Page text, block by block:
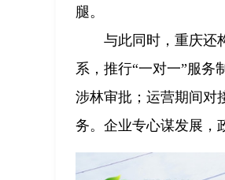
腿。
与此同时，重庆
系，推行“一对一”服务
涉林审批；运营期间对
务。企业专心谋发展，